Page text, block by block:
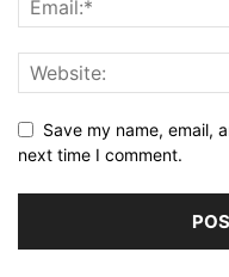
Save my name, email,
next time I comment.